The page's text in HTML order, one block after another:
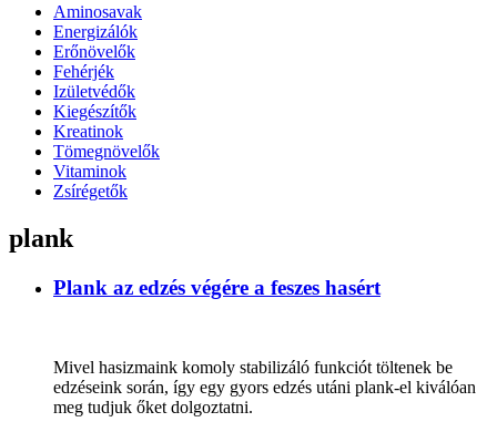
Aminosavak
Energizálók
Erőnövelők
Fehérjék
Izületvédők
Kiegészítők
Kreatinok
Tömegnövelők
Vitaminok
Zsírégetők
plank
Plank az edzés végére a feszes hasért
Mivel hasizmaink komoly stabilizáló funkciót töltenek be
edzéseink során, így egy gyors edzés utáni plank-el kiválóan
meg tudjuk őket dolgoztatni.